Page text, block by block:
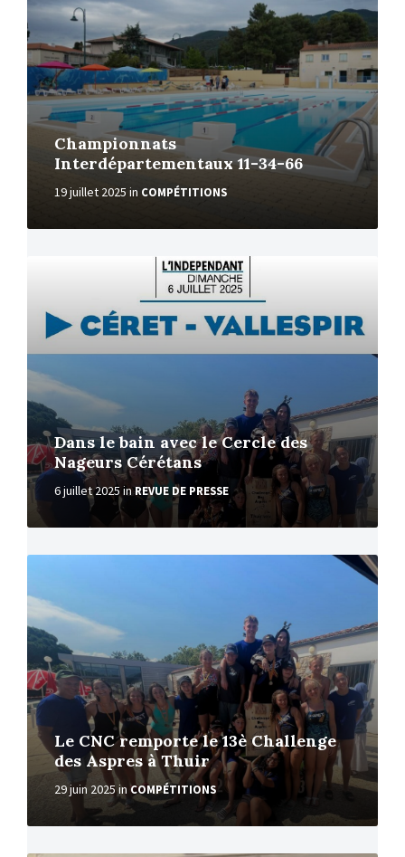
Championnats
Interdépartementaux 11-34-66
19 juillet 2025 in COMPÉTITIONS
Dans le bain avec le Cercle des
Nageurs Cérétans
6 juillet 2025 inREVUE DE PRESSE
Le CNC remporte le 13è Challenge
des Aspres à Thuir
29 juin 2025in COMPÉTITIONS
More